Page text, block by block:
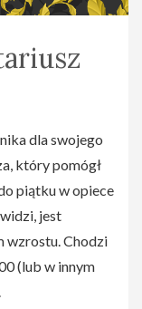
dla swojego
który pomógł
piątku w opiece
jest
wzrostu. Chodzi
(lub w innym